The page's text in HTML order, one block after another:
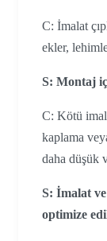
C: İmalat
ekler,
S: Montaj
C: Kötü
kaplama
daha düşük
S: İmalat
optimize